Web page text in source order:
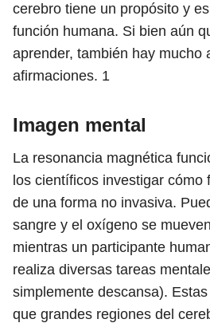
cerebro tiene un propósito y
función humana. Si bien aún
aprender, también hay mucho
afirmaciones. 1
Imagen mental
La resonancia magnética
los científicos investigar cómo
de una forma no invasiva.
sangre y el oxígeno se
mientras un participante
realiza diversas tareas
simplemente descansa).
que grandes regiones del